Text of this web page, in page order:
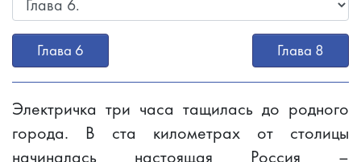
Глава 6 Глава 8
Электричка три часа тащилась до родного
города. В ста километрах от столицы
начиналась настоящая Россия –